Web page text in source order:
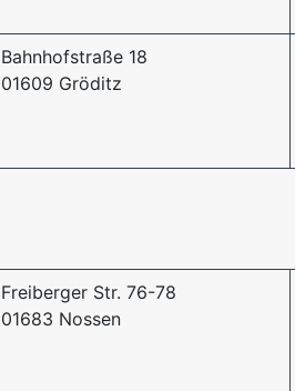
Bahnhofstraße 18
01609 Gröditz
Freiberger Str. 76-78
01683 Nossen